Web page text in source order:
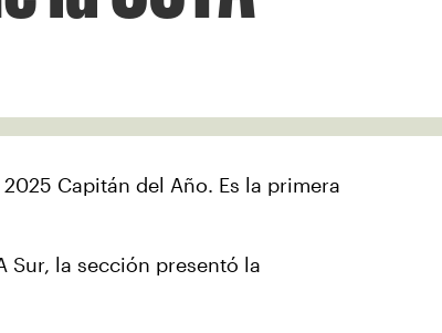
Capitán del Año. Es la primera
Sur, la sección presentó la